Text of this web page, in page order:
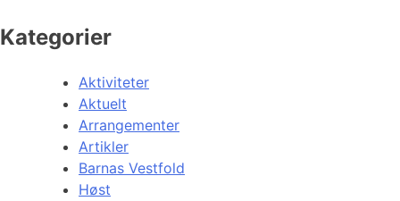
Kategorier
Aktiviteter
Aktuelt
Arrangementer
Artikler
Barnas Vestfold
Høst